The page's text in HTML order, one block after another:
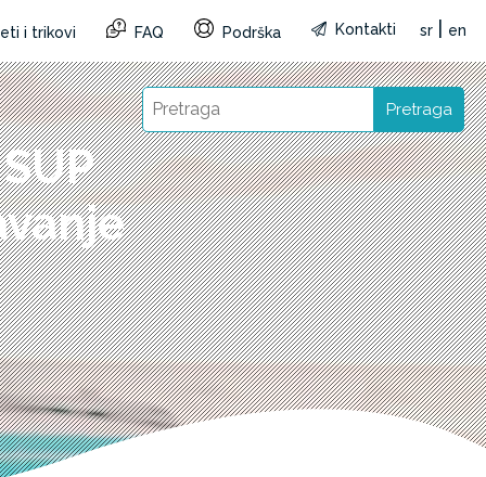
i trikovi FAQ Podrška Kontakti sr en
Pretraga